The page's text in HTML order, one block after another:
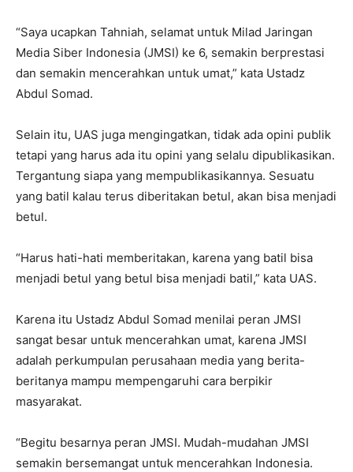
“Saya ucapkan Tahniah, selamat untuk Milad Jaringan
Media Siber Indonesia (JMSI) ke 6, semakin berprestasi
dan semakin mencerahkan untuk umat,” kata Ustadz
Abdul Somad.
Selain itu, UAS juga mengingatkan, tidak ada opini publik
tetapi yang harus ada itu opini yang selalu dipublikasikan.
Tergantung siapa yang mempublikasikannya. Sesuatu
yang batil kalau terus diberitakan betul, akan bisa menjadi
betul.
“Harus hati-hati memberitakan, karena yang batil bisa
menjadi betul yang betul bisa menjadi batil,” kata UAS.
Karena itu Ustadz Abdul Somad menilai peran JMSI
sangat besar untuk mencerahkan umat, karena JMSI
adalah perkumpulan perusahaan media yang berita-
beritanya mampu mempengaruhi cara berpikir
masyarakat.
“Begitu besarnya peran JMSI. Mudah-mudahan JMSI
semakin bersemangat untuk mencerahkan Indonesia.